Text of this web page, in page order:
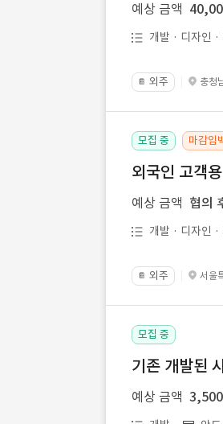
예상 금액
개발 · 디자인 ·
📔 외주 충청
모집 중 마감임
외국인 고객
예상 금액 협의
개발 · 디자인 ·
📔 외주 서울
모집 중
기존 개발된
예상 금액